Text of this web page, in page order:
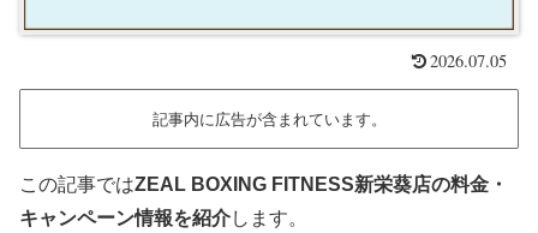
2026.07.05
記事内に広告が含まれています。
この記事ではZEAL BOXING FITNESS新栄葵店の料金・
キャンペーン情報を紹介します。